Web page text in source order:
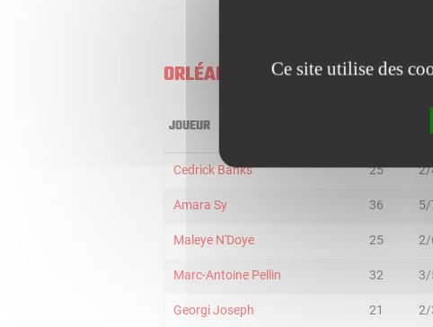
ORLÉANS
JOUEUR
Cedrick Banks 25 2/
Amara Sy 36 5/
Maleye N'Doye 25 2/
Marc-Antoine Pellin 32
Georgi Joseph 21 2/
Ce site utilise des